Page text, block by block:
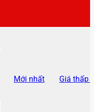
Mới nhất Giá thấp